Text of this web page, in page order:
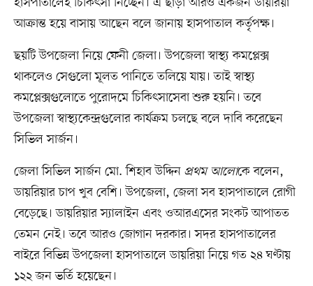
আক্রান্ত হয়ে বাসায় আছেন বলে জানায় হাসপাতাল কর্তৃপক্ষ।
ছয়টি উপজেলা নিয়ে ফেনী জেলা। উপজেলা স্বাস্থ্য কমপ্লেক্স
থাকলেও সেগুলো মূলত পানিতে তলিয়ে যায়। তাই স্বাস্থ্য
কমপ্লেক্সগুলোতে পুরোদমে চিকিৎসাসেবা শুরু হয়নি। তবে
উপজেলা স্বাস্থ্যকেন্দ্রগুলোর কার্যক্রম চলছে বলে দাবি করেছেন
সিভিল সার্জন।
জেলা সিভিল সার্জন মো. শিহাব উদ্দিন প্রথম আলোকে বলেন,
ডায়রিয়ার চাপ খুব বেশি। উপজেলা, জেলা সব হাসপাতালে রোগী
বেড়েছে। ডায়রিয়ার স্যালাইন এবং ওআরএসের সংকট আপাতত
তেমন নেই। তবে আরও জোগান দরকার। সদর হাসপাতালের
বাইরে বিভিন্ন উপজেলা হাসপাতালে ডায়রিয়া নিয়ে গত ২৪ ঘণ্টায়
১২২ জন ভর্তি হয়েছেন।